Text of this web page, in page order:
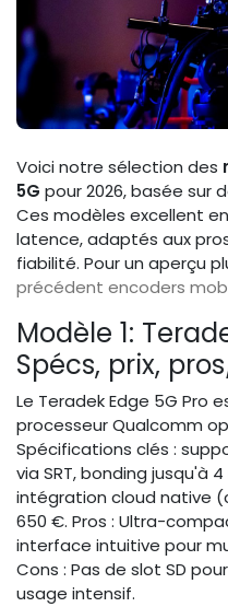
Voici notre sélection des
5G pour 2026, basée sur
Ces modèles excellent
latence, adaptés aux
fiabilité. Pour un aperçu
précédent encoders
Modèle 1:
Spécs, prix,
Le Teradek Edge 5G Pro
processeur Qualcomm
Spécifications clés :
via SRT, bonding jusqu'à
intégration cloud native
650 €. Pros : Ultra-
interface intuitive pour
Cons : Pas de slot SD
usage intensif.